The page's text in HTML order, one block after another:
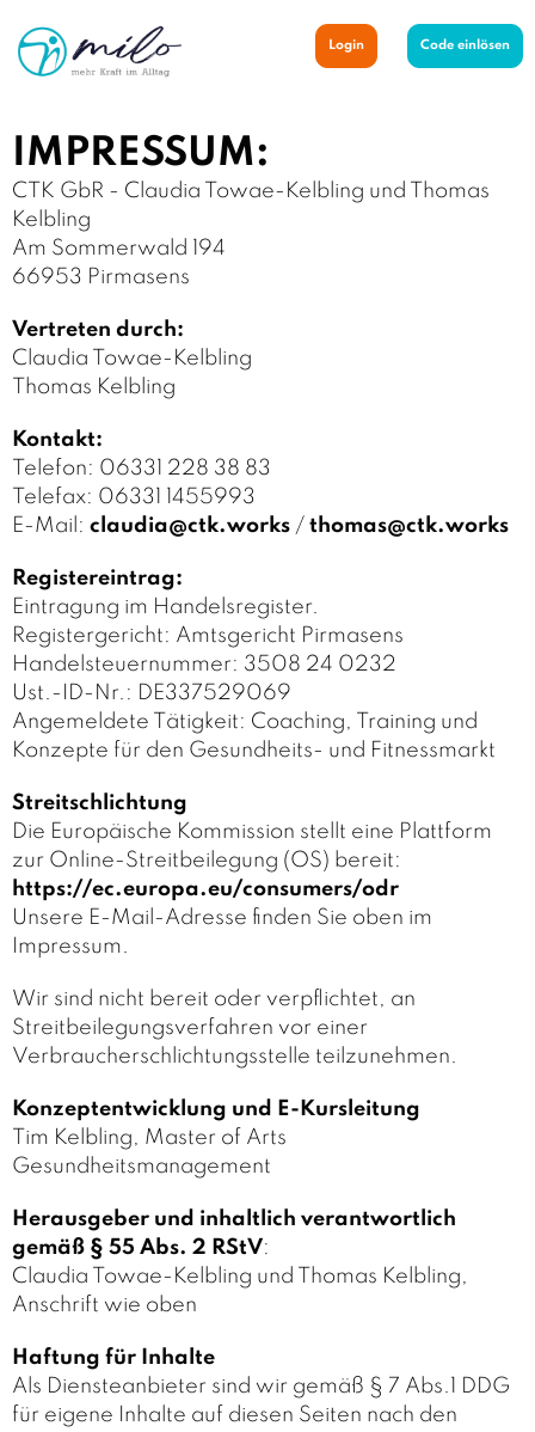
Login Code einlösen
IMPRESSUM:
CTK GbR - Claudia Towae-Kelbling und Thomas
Kelbling
Am Sommerwald 194
66953 Pirmasens
Vertreten durch:
Claudia Towae-Kelbling
Thomas Kelbling
Kontakt:
Telefon: 06331 228 38 83
Telefax: 06331 1455993
E-Mail: claudia@ctk.works / thomas@ctk.works
Registereintrag:
Eintragung im Handelsregister.
Registergericht: Amtsgericht Pirmasens
Handelsteuernummer: 3508 24 0232
Ust.-ID-Nr.: DE337529069
Angemeldete Tätigkeit: Coaching, Training und
Konzepte für den Gesundheits- und Fitnessmarkt
Streitschlichtung
Die Europäische Kommission stellt eine Plattform
zur Online-Streitbeilegung (OS) bereit:
https://ec.europa.eu/consumers/odr
Unsere E-Mail-Adresse finden Sie oben im
Impressum.
Wir sind nicht bereit oder verpflichtet, an
Streitbeilegungsverfahren vor einer
Verbraucherschlichtungsstelle teilzunehmen.
Konzeptentwicklung und E-Kursleitung
Tim Kelbling, Master of Arts
Gesundheitsmanagement
Herausgeber und inhaltlich verantwortlich
gemäß § 55 Abs. 2 RStV:
Claudia Towae-Kelbling und Thomas Kelbling,
Anschrift wie oben
Haftung für Inhalte
Als Diensteanbieter sind wir gemäß § 7 Abs.1 DDG
für eigene Inhalte auf diesen Seiten nach den